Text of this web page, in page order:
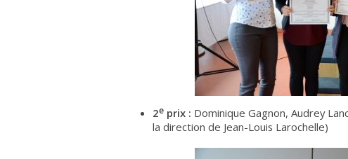
2e prix : Dominique Gagnon, Audrey
la direction de Jean-Louis Larochelle)